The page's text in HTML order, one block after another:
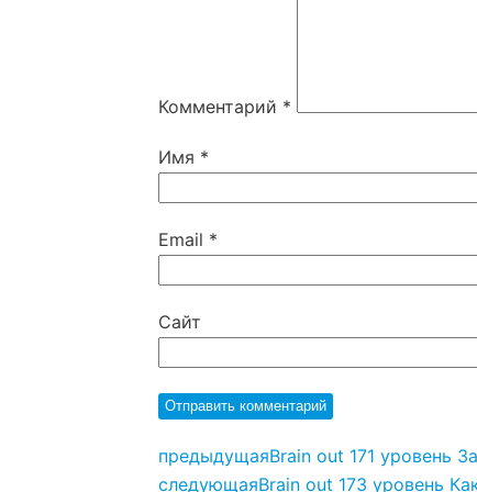
Комментарий *
Имя *
Email *
Сайт
предыдущаяBrain out 171 уровень
следующаяBrain out 173 уровень